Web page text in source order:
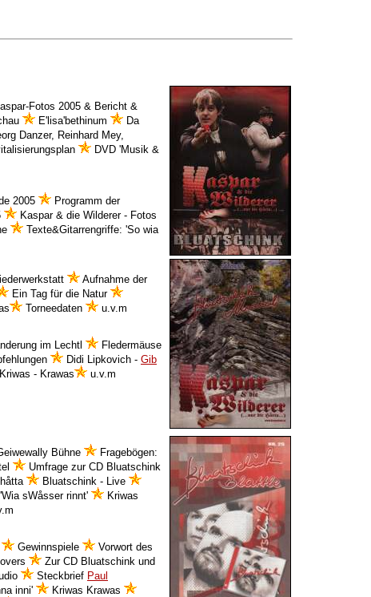
Fotos 2005 & Bericht &
E'lisa'bethinum
Da
Danzer, Reinhard Mey,
DVD 'Musik &
2005
Programm der
Kaspar & die Wilderer - Fotos
Texte&Gitarrengriffe: 'So wia
Aufnahme der
Ein Tag für die Natur
Torneedaten
u.v.m
im Lechtl
Fledermäuse
Didi Lipkovich - Gib
Kriwas - Krawas u.v.m
Bühne
Fragebögen:
Umfrage zur CD Bluatschink
Bluatschink - Live
sWåsser rinnt'
Kriwas
Gewinnspiele
Vorwort des
Zur CD Bluatschink und
Steckbrief Paul
inni'
Kriwas Krawas